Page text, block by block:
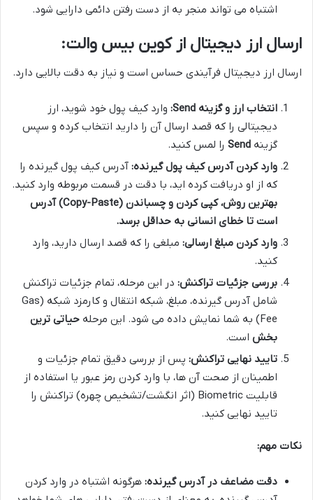
اشتباه می تواند منجر به از دست رفتن دائمی دارایی شود.
ارسال ارز دیجیتال از کوین بیس والت:
ارسال ارز دیجیتال فرآیندی حساس است و نیاز به دقت بالایی دارد.
انتخاب ارز و گزینه Send:
وارد کیف پول خود شوید، ارز
دیجیتالی را که قصد ارسال آن را دارید انتخاب کرده و سپس
گزینه Send را لمس کنید.
وارد کردن آدرس کیف پول گیرنده: آدرس کیف پول گیرنده را
که از او دریافت کرده اید، با دقت در قسمت مربوطه وارد کنید.
بهترین روش، کپی کردن و چسباندن (Copy-Paste) آدرس
است تا خطای انسانی به حداقل برسد.
وارد کردن مبلغ ارسالی: مبلغی را که قصد ارسال دارید، وارد
کنید.
بررسی جزئیات تراکنش: در این مرحله، تمام جزئیات تراکنش
شامل آدرس گیرنده، مبلغ، شبکه انتقال و کارمزد شبکه (Gas
Fee) به شما نمایش داده می شود. این مرحله
حیاتی ترین
بخش است.
تایید نهایی تراکنش: پس از بررسی دقیق تمام جزئیات و
اطمینان از صحت آن ها، با وارد کردن رمز عبور یا استفاده از
قابلیت Biometric (اثر انگشت/تشخیص چهره) تراکنش را
تایید نهایی کنید.
نکات مهم:
دقت مضاعف در آدرس گیرنده: هرگونه اشتباه در وارد کردن